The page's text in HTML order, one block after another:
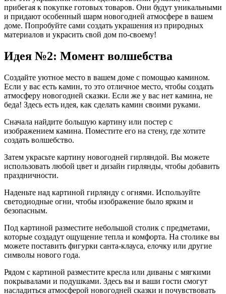
прибегая к покупке готовых товаров. Они будут уникальными
и придают особенный шарм новогодней атмосфере в вашем
доме. Попробуйте сами создать украшения из природных
материалов и украсить свой дом по-своему!
Идея №2: Момент волшебства
Создайте уютное место в вашем доме с помощью камином.
Если у вас есть камин, то это отличное место, чтобы создать
атмосферу новогодней сказки. Если же у вас нет камина, не
беда! Здесь есть идея, как сделать камин своими руками.
Сначала найдите большую картину или постер с
изображением камина. Поместите его на стену, где хотите
создать волшебство.
Затем украсьте картину новогодней гирляндой. Вы можете
использовать любой цвет и дизайн гирлянды, чтобы добавить
праздничности.
Наденьте над картиной гирлянду с огнями. Используйте
светодиодные огни, чтобы изображение было ярким и
безопасным.
Под картиной разместите небольшой столик с предметами,
которые создадут ощущение тепла и комфорта. На столике вы
можете поставить фигурки санта-клауса, елочку или другие
символы нового года.
Рядом с картиной разместите кресла или диваны с мягкими
покрывалами и подушками. Здесь вы и ваши гости смогут
насладиться атмосферой новогодней сказки и почувствовать